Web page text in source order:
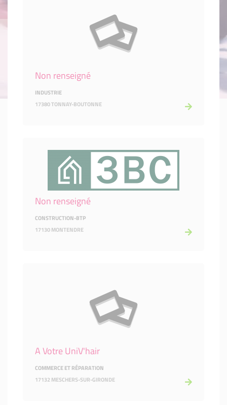
Non renseigné
INDUSTRIE
17380 TONNAY-BOUTONNE
Non renseigné
CONSTRUCTION-BTP
17130 MONTENDRE
A Votre UniV'hair
COMMERCE ET RÉPARATION
17132 MESCHERS-SUR-GIRONDE